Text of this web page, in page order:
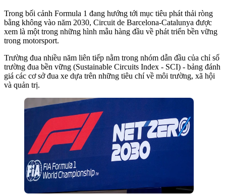
Trong bối cảnh Formula 1 đang hướng tới mục tiêu phát thải ròng
bằng không vào năm 2030, Circuit de Barcelona-Catalunya được
xem là một trong những hình mẫu hàng đầu về phát triển bền vững
trong motorsport.
Trường đua nhiều năm liên tiếp nằm trong nhóm dẫn đầu của chỉ số
trường đua bền vững (Sustainable Circuits Index - SCI) - bảng đánh
giá các cơ sở đua xe dựa trên những tiêu chí về môi trường, xã hội
và quản trị.